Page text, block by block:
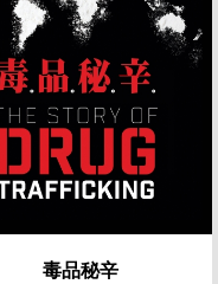
毒品秘辛